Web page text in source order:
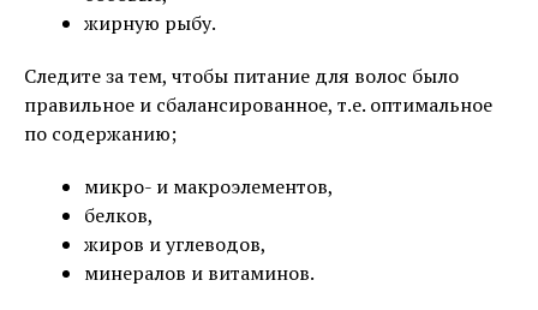
жирную рыбу.
Следите за тем, чтобы питание для волос было
правильное и сбалансированное, т.е. оптимальное
по содержанию;
микро- и макроэлементов,
белков,
жиров и углеводов,
минералов и витаминов.